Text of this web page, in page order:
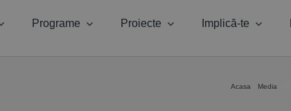
Programe Proiecte Implică-te
Acasa Media